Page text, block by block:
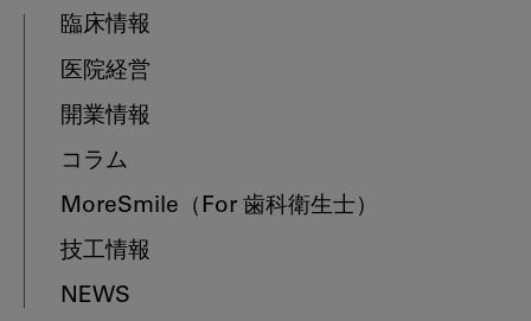
臨床情報
医院経営
開業情報
コラム
MoreSmile （For 歯科衛生士）
技工情報
NEWS